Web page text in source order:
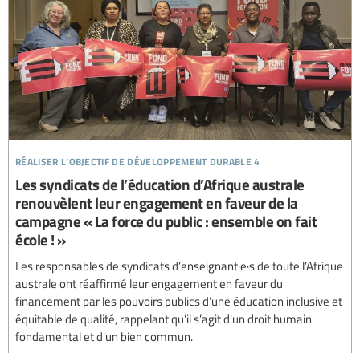
réaliser l’objectif de développement durable 4
Les syndicats de l’éducation d’Afrique australe
renouvèlent leur engagement en faveur de la
campagne « La force du public : ensemble on fait
école ! »
Les responsables de syndicats d’enseignant·e·s de toute l’Afrique
australe ont réaffirmé leur engagement en faveur du
financement par les pouvoirs publics d’une éducation inclusive et
équitable de qualité, rappelant qu’il s’agit d'un droit humain
fondamental et d'un bien commun.